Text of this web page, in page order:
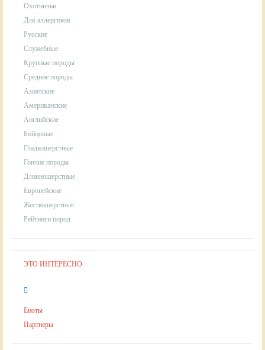
Охотничьи
Для аллергиков
Русские
Служебные
Крупные породы
Средние породы
Азиатские
Американские
Английские
Бойцовые
Гладкошерстные
Гончие породы
Длинношерстные
Европейские
Жесткошерстные
Рейтинги пород
ЭТО ИНТЕРЕСНО
Еноты
Партнеры